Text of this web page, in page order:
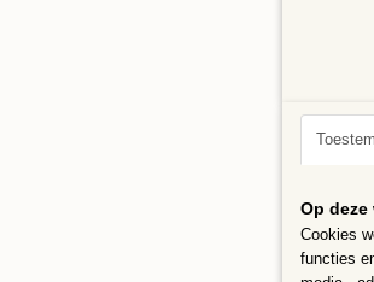
Op
Cookies
functies